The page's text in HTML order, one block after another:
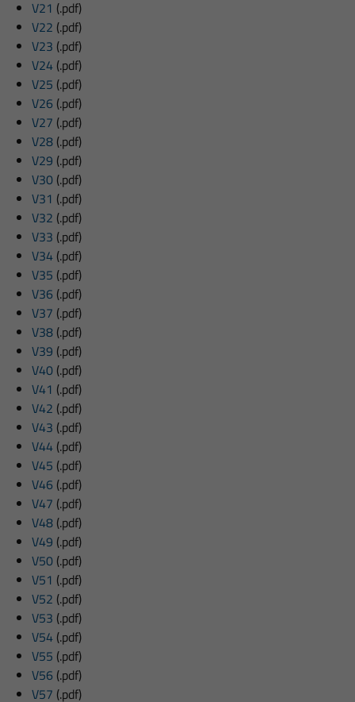
V21 (.pdf)
V22 (.pdf)
V23 (.pdf)
V24 (.pdf)
V25 (.pdf)
V26 (.pdf)
V27 (.pdf)
V28 (.pdf)
V29 (.pdf)
V30 (.pdf)
V31 (.pdf)
V32 (.pdf)
V33 (.pdf)
V34 (.pdf)
V35 (.pdf)
V36 (.pdf)
V37 (.pdf)
V38 (.pdf)
V39 (.pdf)
V40 (.pdf)
V41 (.pdf)
V42 (.pdf)
V43 (.pdf)
V44 (.pdf)
V45 (.pdf)
V46 (.pdf)
V47 (.pdf)
V48 (.pdf)
V49 (.pdf)
V50 (.pdf)
V51 (.pdf)
V52 (.pdf)
V53 (.pdf)
V54 (.pdf)
V55 (.pdf)
V56 (.pdf)
V57 (.pdf)